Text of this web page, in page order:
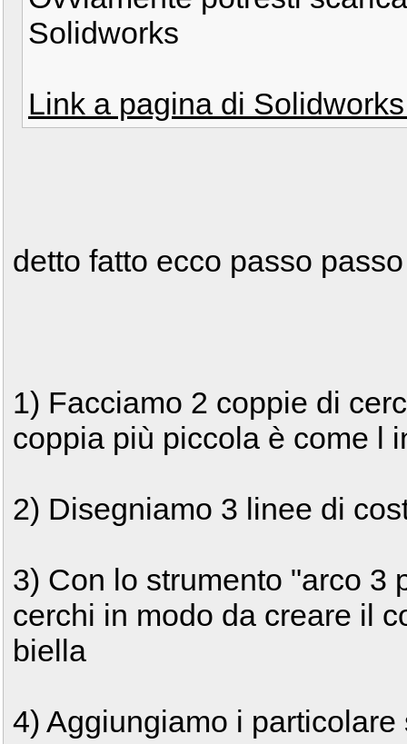
Solidworks
Link a pagina di
detto fatto ecco passo
1) Facciamo 2 coppie di
coppia più piccola è come l
2) Disegniamo 3 linee di
3) Con lo strumento "arco 3
cerchi in modo da creare il
biella
4) Aggiungiamo i